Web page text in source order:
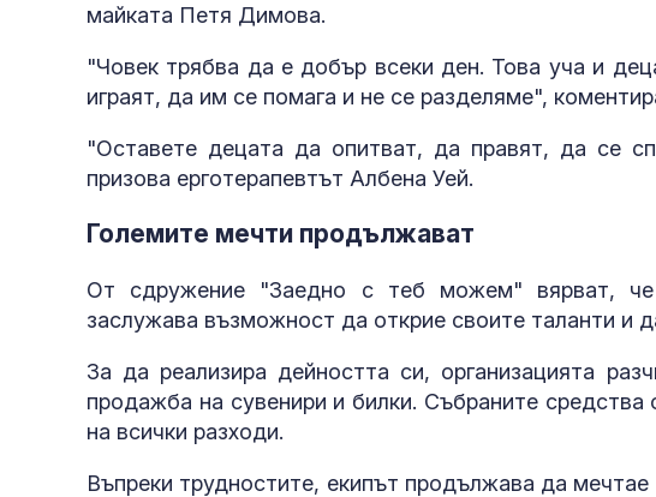
майката Петя Димова.
"Човек трябва да е добър всеки ден. Това уча и
играят, да им се помага и не се разделяме",
"Оставете децата да опитват, да правят, да се
призова ерготерапевтът Албена Уей.
Големите мечти продължават
От сдружение "Заедно с теб можем" вярват, че
заслужава възможност да открие своите таланти и
За да реализира дейността си, организацията
продажба на сувенири и билки. Събраните
на всички разходи.
Въпреки трудностите, екипът продължава да